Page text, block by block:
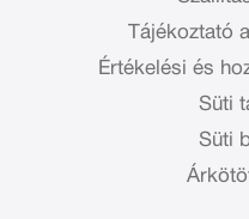
Tájékoztató
Értékelési és
Süti
Süti